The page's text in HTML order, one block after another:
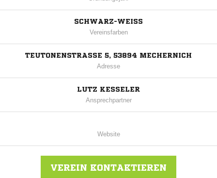
SCHWARZ-WEISS
Vereinsfarben
TEUTONENSTRASSE 5, 53894 MECHERNICH
Adresse
LUTZ KESSELER
Ansprechpartner
Website
VEREIN KONTAKTIEREN